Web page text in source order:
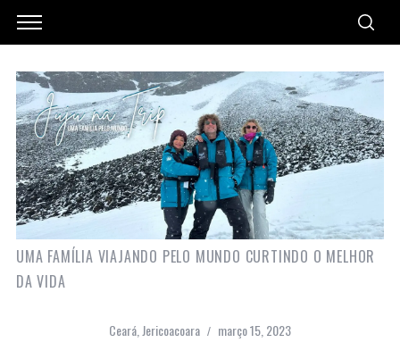
UMA FAMÍLIA VIAJANDO PELO MUNDO CURTINDO O MELHOR
DA VIDA
Ceará,Jericoacoara março 15, 2023